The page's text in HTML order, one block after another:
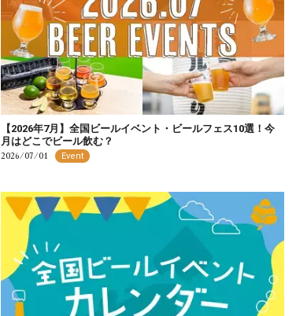
【2026年7月】全国ビールイベント・ビールフェス10選！今
月はどこでビール飲む？
2026/07/01 Event